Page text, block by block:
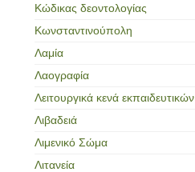
Κώδικας δεοντολογίας
Κωνσταντινούπολη
Λαμία
Λαογραφία
Λειτουργικά κενά εκπαιδευτικών
Λιβαδειά
Λιμενικό Σώμα
Λιτανεία